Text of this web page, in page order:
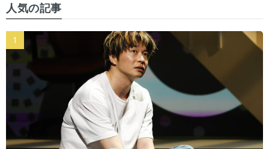
人気の記事